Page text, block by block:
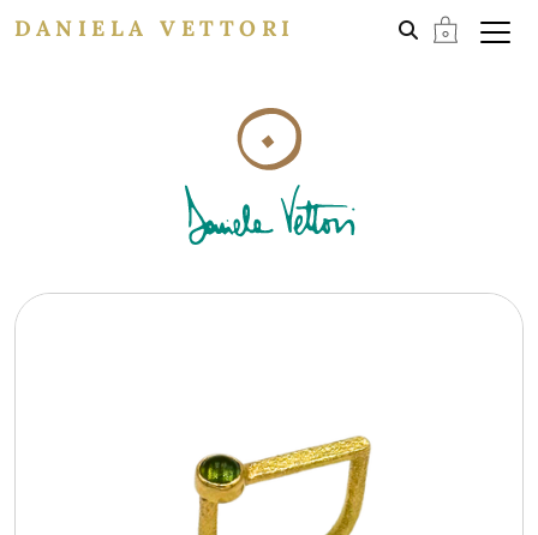
DANIELA VETTORI